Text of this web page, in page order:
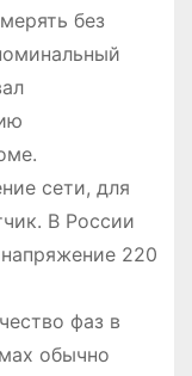
без
сети, для
В России
220
фаз в
обычно